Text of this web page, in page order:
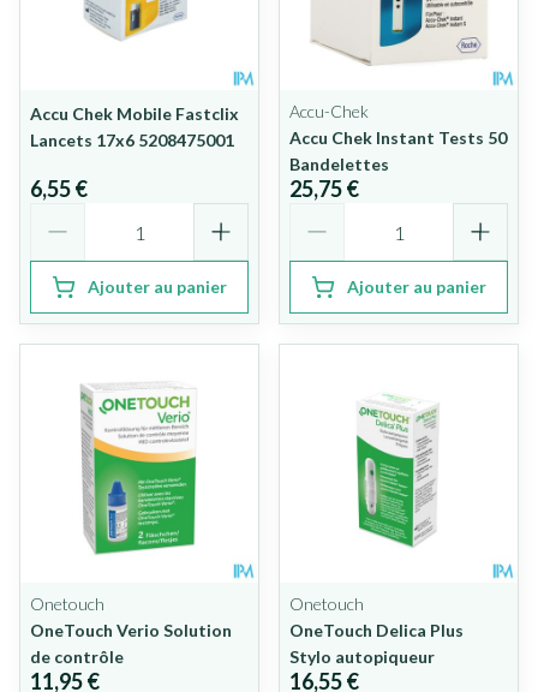
Accu Chek Mobile Fastclix
Lancets 17x6 5208475001
6,55 €
Ajouter au panier
Accu-Chek
Accu Chek Instant Tests 50
Bandelettes
25,75 €
Ajouter au panier
Onetouch
OneTouch Verio Solution
de contrôle
11,95 €
Onetouch
OneTouch Delica Plus
Stylo autopiqueur
16,55 €